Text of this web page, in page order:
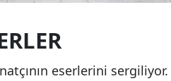
eserlerini sergiliyor.